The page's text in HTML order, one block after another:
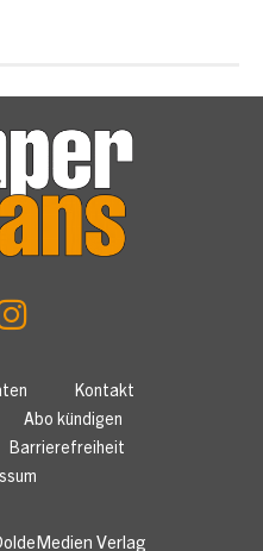
Kontakt
Abo kündigen
Barrierefreiheit
Verlag